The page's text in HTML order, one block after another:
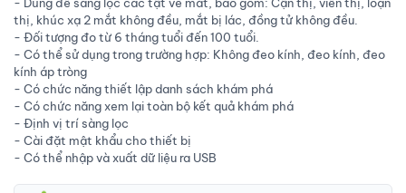
thị, khúc xạ 2 mắt không đều, mắt bị lác, đồng tử không đều.
- Đối tượng đo từ 6 tháng tuổi đến 100 tuổi.
- Có thể sử dụng trong trường hợp: Không đeo kính, đeo kính, đeo
kính áp tròng
- Có chức năng thiết lập danh sách khám phá
- Có chức năng xem lại toàn bộ kết quả khám phá
- Định vị trí sàng lọc
- Cài đặt mật khẩu cho thiết bị
- Có thể nhập và xuất dữ liệu ra USB